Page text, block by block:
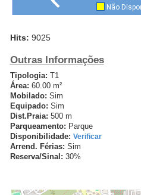
Não
Hits: 9025
Outras Informações
Tipologia: T1
Área: 60.00 m²
Mobilado: Sim
Equipado: Sim
Dist.Praia: 500 m
Parqueamento: Parque
Disponibilidade: Verificar
Arrend. Férias: Sim
Reserva/Sinal: 30%